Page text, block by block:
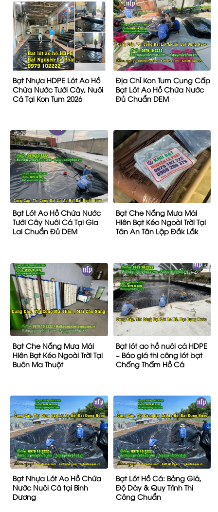
Bạt Nhựa HDPE Lót Ao Hồ
Chứa Nước Tưới Cây, Nuôi
Cá Tại Kon Tum 2026
Địa Chỉ Kon Tum Cung Cấp
Bạt Lót Ao Hồ Chứa Nước
Đủ Chuẩn DEM
Bạt Lót Ao Hồ Chứa Nước
Tưới Cây Nuôi Cá Tại Gia
Lai Chuẩn Đủ DEM
Bạt Che Nắng Mưa Mái
Hiên Bạt Kéo Ngoài Trời Tại
Tân An Tân Lập Đắk Lắk
Bạt Che Nắng Mưa Mái
Hiên Bạt Kéo Ngoài Trời Tại
Buôn Ma Thuột
Bạt lót ao hồ nuôi cá HDPE
– Báo giá thi công lót bạt
Chống Thấm Hồ Cá
Bạt Nhựa Lót Ao Hồ Chứa
Nước Nuôi Cá tại Bình
Dương
Bạt Lót Hồ Cá: Bảng Giá,
Độ Dày & Quy Trình Thi
Công Chuẩn